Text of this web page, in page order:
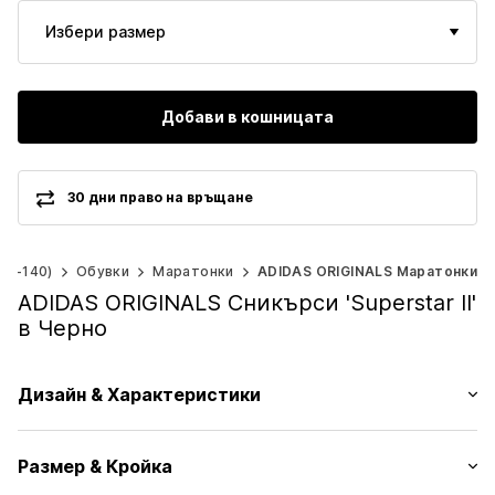
Избери размер
Добави в кошницата
30 дни право на връщане
140) Обувки Маратонки ADIDAS ORIGINALS Маратонки
ADIDAS ORIGINALS Сникърси 'Superstar II'
в Черно
Дизайн & Характеристики
Кожа
Размер & Кройка